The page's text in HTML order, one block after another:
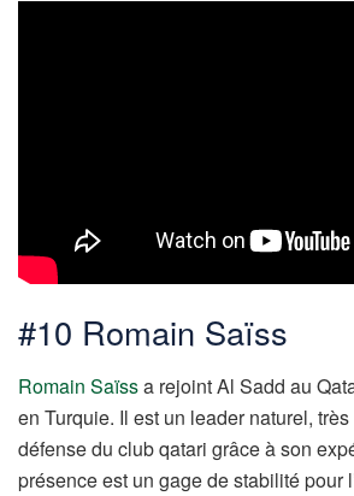
#10 Romain Saïss
Romain Saïssa rejoint Al Sadd au
en Turquie. Il est un leader naturel,
défense du club qatari grâce à son
présence est un gage de stabilité pour